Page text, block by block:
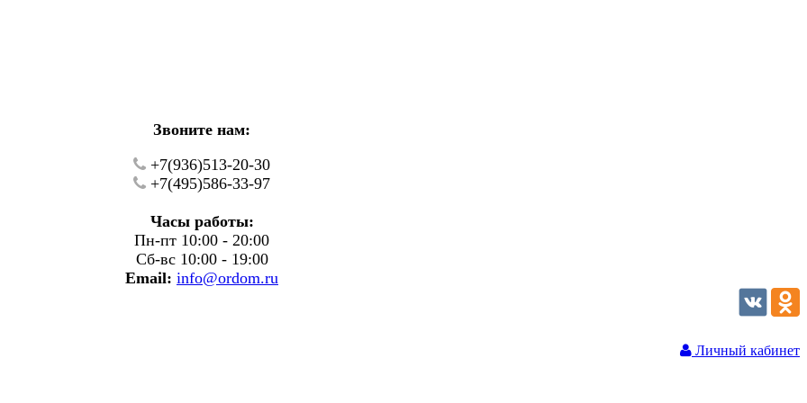
Звоните нам:
+7(936)513-20-30
+7(495)586-33-97
Часы работы:
Пн-пт 10:00 - 20:00
Сб-вс 10:00 - 19:00
Email: info@ordom.ru
Личный кабинет